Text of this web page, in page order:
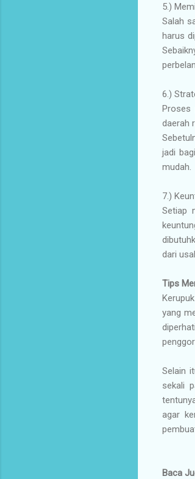
5.)
Salah
harus
6.)
Proses
daerah
jadi
mudah.
7.)
Setiap
dari
Tips
yang
Selain
sekali
agar
Baca